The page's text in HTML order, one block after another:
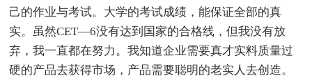
己的作业与考试。大学的考试成绩，能保证全部的真
实。虽然CET—6没有达到国家的合格线，但我没有放
弃，我一直都在努力。我知道企业需要真才实料质量过
硬的产品去获得市场，产品需要聪明的老实人去创造。